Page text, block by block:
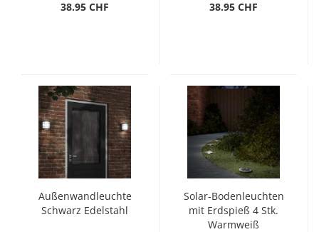
38.95 CHF
38.95 CHF
Außenwandleuchte
Schwarz Edelstahl
Solar-Bodenleuchten
mit Erdspieß 4 Stk.
Warmweiß